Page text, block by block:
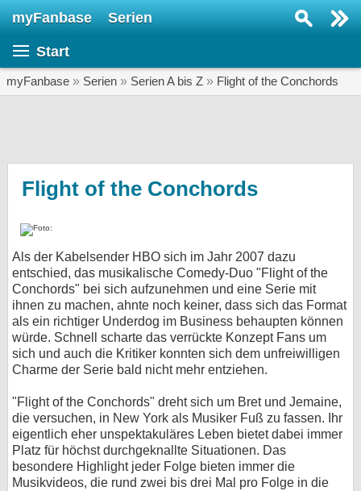
myFanbase Serien
Start
myFanbase » Serien » Serien A bis Z » Flight of the Conchords
Flight of the Conchords
Als der Kabelsender HBO sich im Jahr 2007 dazu
entschied, das musikalische Comedy-Duo "Flight of the
Conchords" bei sich aufzunehmen und eine Serie mit
ihnen zu machen, ahnte noch keiner, dass sich das Format
als ein richtiger Underdog im Business behaupten können
würde. Schnell scharte das verrückte Konzept Fans um
sich und auch die Kritiker konnten sich dem unfreiwilligen
Charme der Serie bald nicht mehr entziehen.
"Flight of the Conchords" dreht sich um Bret und Jemaine,
die versuchen, in New York als Musiker Fuß zu fassen. Ihr
eigentlich eher unspektakuläres Leben bietet dabei immer
Platz für höchst durchgeknallte Situationen. Das
besondere Highlight jeder Folge bieten immer die
Musikvideos, die rund zwei bis drei Mal pro Folge in die
SERIEN
Specials
SERVICE
Gewinnspiele
Forum
bei Facebook
Kontakt